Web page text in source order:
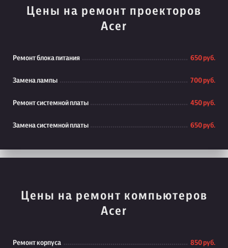
Цены на ремонт проекторов
Acer
Ремонт блока питания 650 руб.
Замена лампы 700 руб.
Ремонт системной платы 450 руб.
Замена системной платы 650 руб.
Цены на ремонт компьютеров
Acer
Ремонт корпуса 850 руб.